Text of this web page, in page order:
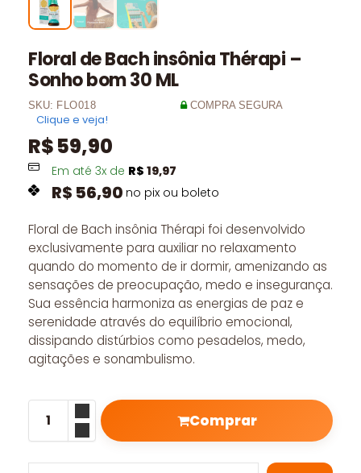
Floral de Bach insônia Thérapi –
Sonho bom 30 ML
SKU: FLO018 COMPRA SEGURA
Clique e veja!
R$59,90
Em até 3x de R$ 19,97
R$ 56,90 no pix ou boleto
Floral de Bach insônia Thérapi foi desenvolvido
exclusivamente para auxiliar no relaxamento
quando do momento de ir dormir, amenizando as
sensações de preocupação, medo e insegurança.
Sua essência harmoniza as energias de paz e
serenidade através do equilíbrio emocional,
dissipando distúrbios como pesadelos, medo,
agitações e sonambulismo.
Comprar